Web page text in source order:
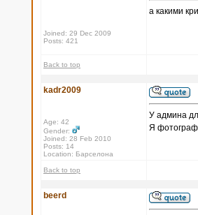
Joined: 29 Dec 2009
Posts: 421
а какими
Back to top
kadr2009
Age: 42
Gender:
Joined: 28 Feb 2010
Posts: 14
Location: Барселона
У админа
Я
Back to top
beerd